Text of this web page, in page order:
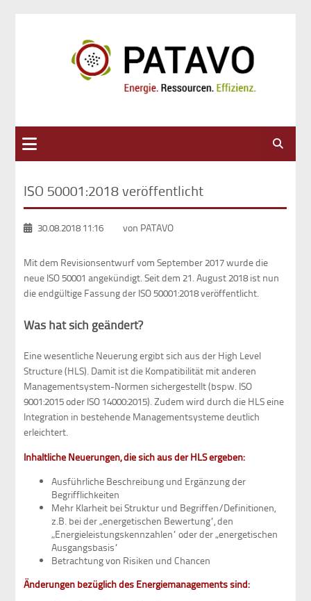
Suche
ISO 50001:2018 veröffentlicht
30.08.2018 11:16 von PATAVO
Mit dem Revisionsentwurf vom September 2017 wurde die
neue ISO 50001 angekündigt. Seit dem 21. August 2018 ist nun
die endgültige Fassung der ISO 50001:2018 veröffentlicht.
Was hat sich geändert?
Eine wesentliche Neuerung ergibt sich aus der High Level
Structure (HLS). Damit ist die Kompatibilität mit anderen
Managementsystem-Normen sichergestellt (bspw. ISO
9001:2015 oder ISO 14000:2015). Zudem wird durch die HLS eine
Integration in bestehende Managementsysteme deutlich
erleichtert.
Inhaltliche Neuerungen, die sich aus der HLS ergeben:
Ausführliche Beschreibung und Ergänzung der
Begrifflichkeiten
Mehr Klarheit bei Struktur und Begriffen/Definitionen,
z.B. bei der „energetischen Bewertung“, den
„Energieleistungskennzahlen“ oder der „energetischen
Ausgangsbasis“
Betrachtung von Risiken und Chancen
Änderungen bezüglich des Energiemanagements sind: